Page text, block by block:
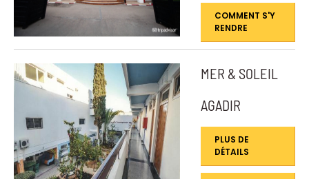
COMMENT S'Y
RENDRE
MER & SOLEIL
AGADIR
PLUS DE
DÉTAILS